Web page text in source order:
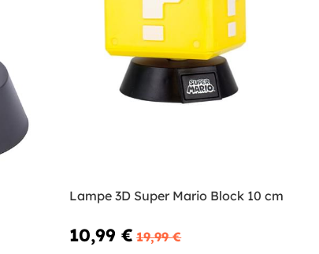
Lampe 3D Super Mario Block 10 cm
10,99 € 19,99 €